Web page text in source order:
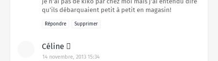
qu'ils débarquaient petit à petit en magasin!
Répondre Supprimer
Céline 
14 novembre, 2013 15:34